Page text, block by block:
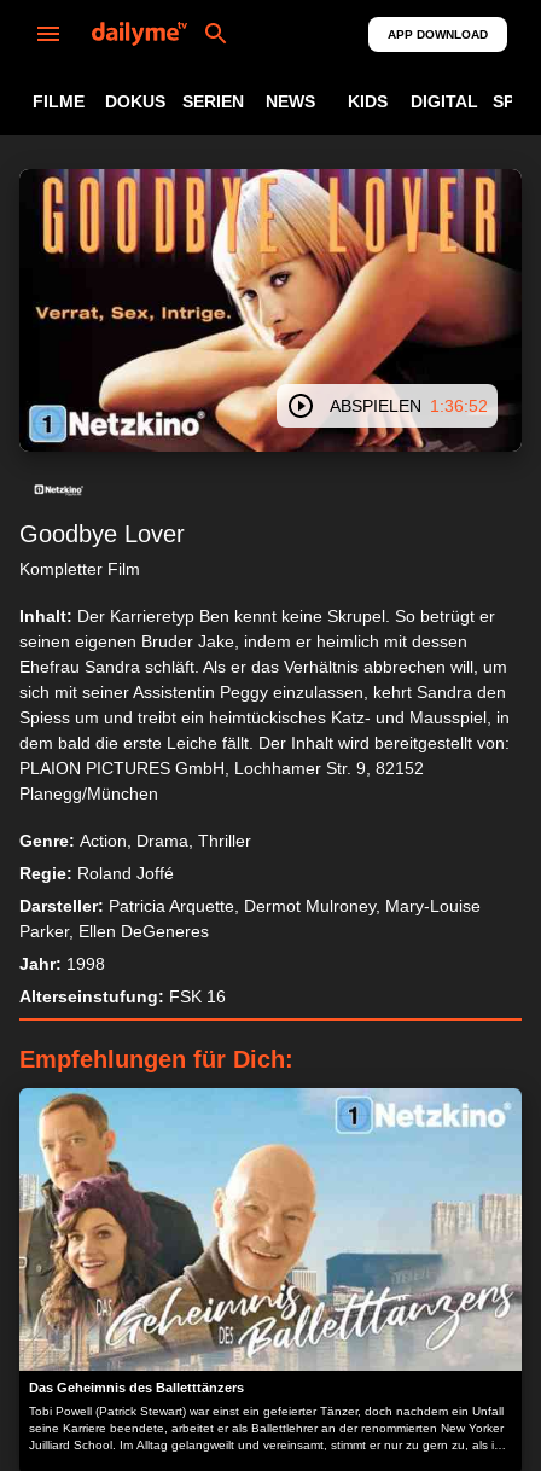
APP DOWNLOAD
FILME DOKUS SERIEN NEWS KIDS DIGITAL
ABSPIELEN 1:36:52
Goodbye Lover
Kompletter Film
Inhalt: Der Karrieretyp Ben kennt keine Skrupel. So betrügt er
seinen eigenen Bruder Jake, indem er heimlich mit dessen
Ehefrau Sandra schläft. Als er das Verhältnis abbrechen will, um
sich mit seiner Assistentin Peggy einzulassen, kehrt Sandra den
Spiess um und treibt ein heimtückisches Katz- und Mausspiel, in
dem bald die erste Leiche fällt. Der Inhalt wird bereitgestellt von:
PLAION PICTURES GmbH, Lochhamer Str. 9, 82152
Planegg/München
Genre: Action, Drama, Thriller
Regie: Roland Joffé
Darsteller: Patricia Arquette, Dermot Mulroney, Mary-Louise
Parker, Ellen DeGeneres
Jahr: 1998
Alterseinstufung: FSK 16
Empfehlungen für Dich:
Das Geheimnis des Balletttänzers
Tobi Powell (Patrick Stewart) war einst ein gefeierter Tänzer, doch nachdem ein Unfall
seine Karriere beendete, arbeitet er als Ballettlehrer an der renommierten New Yorker
Juilliard School. Im Alltag gelangweilt und vereinsamt, stimmt er nur zu gern zu, als ihn